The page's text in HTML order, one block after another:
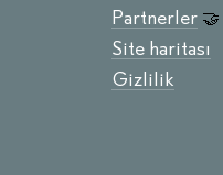
Partnerler 🤝
Site haritası
Gizlilik